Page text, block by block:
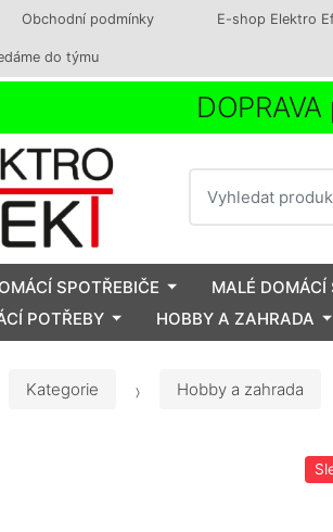
Obchodní podmínky E-shop Elektro
do týmu
SPOTŘEBIČE MALÉ DOMÁCÍ
POTŘEBY
HOBBY A ZAHRADA
Kategorie Hobby a zahrada